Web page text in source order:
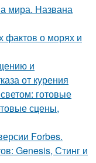
мира. Названа
фактов о морях и
и
от курения
готовые
сцены,
Forbes.
Genesis, Стинг и